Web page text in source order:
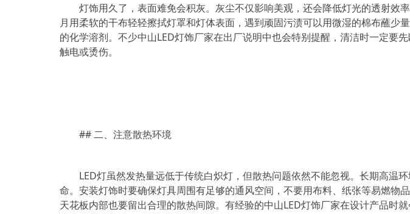
灯饰用久了，表面难免会积灰。灰尘不仅影响美观，还会降低灯光的透射效
月用柔软的干布轻轻擦拭灯罩和灯体表面，遇到顽固污渍可以用微湿的棉布蘸少
的化学溶剂。不少中山LED灯饰厂家在出厂说明中也会特别提醒，清洁时一定要
触电或烫伤。
## 二、注意散热环境
LED灯虽然发热量远低于传统白炽灯，但散热问题依然不能忽视。长期高温
命。安装灯饰时要确保灯具周围有足够的通风空间，不要用布料、纸张等易燃物
天花板内部也要留出合理的散热间隙。有经验的中山LED灯饰厂家在设计产品时